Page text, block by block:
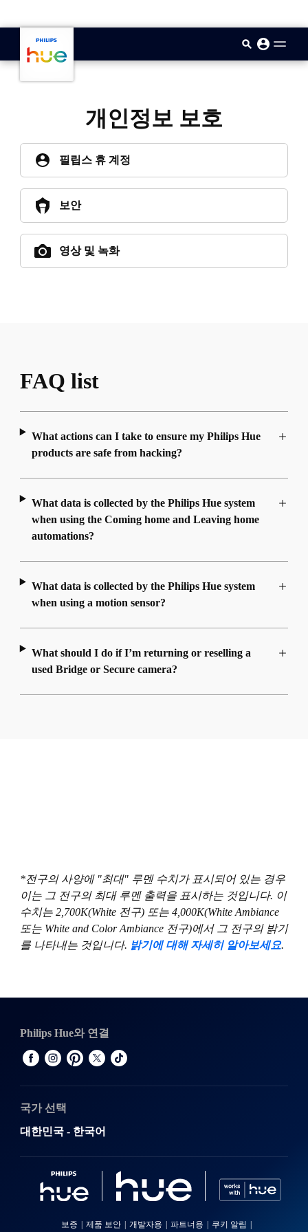
개인정보 보호
필립스 휴 계정
보안
영상 및 녹화
FAQ list
What actions can I take to ensure my Philips Hue
products are safe from hacking?
What data is collected by the Philips Hue system
when using the Coming home and Leaving home
automations?
What data is collected by the Philips Hue system
when using a motion sensor?
What should I do if I’m returning or reselling a
used Bridge or Secure camera?
*전구의 사양에 "최대" 루멘 수치가 표시되어 있는 경우
이는 그 전구의 최대 루멘 출력을 표시하는 것입니다. 이
수치는 2,700K(White 전구) 또는 4,000K(White Ambiance
또는 White and Color Ambiance 전구)에서 그 전구의 밝기
를 나타내는 것입니다. 밝기에 대해 자세히 알아보세요.
Philips Hue와 연결
국가 선택
대한민국 - 한국어
보증 제품 보안 개발자용 파트너용 쿠키 알림